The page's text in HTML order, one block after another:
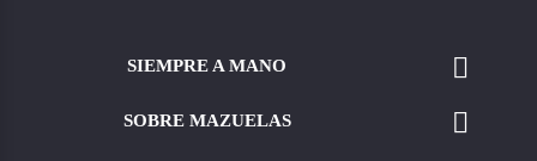
SIEMPRE A MANO 
SOBRE MAZUELAS 